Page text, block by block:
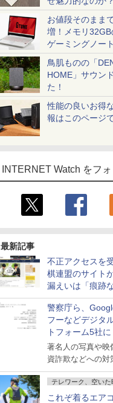
お値段そのまま
増！メモリ
ゲーミングノート
鳥肌ものの「
HOME」サウン
た！
性能の良いお得
報はこのページ
INTERNET Watch をフ
最新記事
不正アクセスを
棋連盟のサイト
漏えいは「痕跡な
警察庁ら、
フーなどデジタ
トフォーム5社に
し詐欺広告」対
著名人の写真や映
資詐欺などへの対
テレワーク、空いた
これぞ着るエア